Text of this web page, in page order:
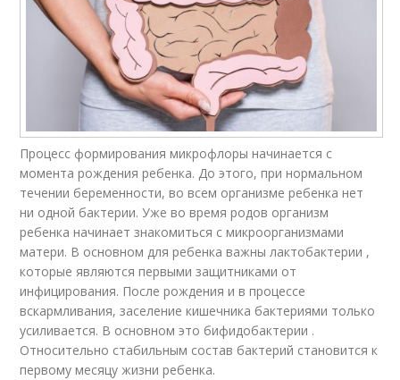
Процесс формирования микрофлоры начинается с
момента рождения ребенка. До этого, при нормальном
течении беременности, во всем организме ребенка нет
ни одной бактерии. Уже во время родов организм
ребенка начинает знакомиться с микроорганизмами
матери. В основном для ребенка важны лактобактерии ,
которые являются первыми защитниками от
инфицирования. После рождения и в процессе
вскармливания, заселение кишечника бактериями только
усиливается. В основном это бифидобактерии .
Относительно стабильным состав бактерий становится к
первому месяцу жизни ребенка.